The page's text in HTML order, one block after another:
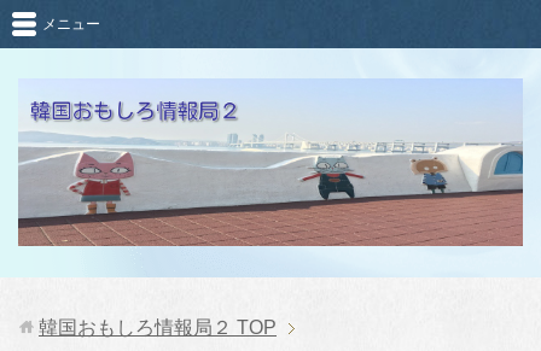
メニュー
韓国おもしろ情報局２ TOP